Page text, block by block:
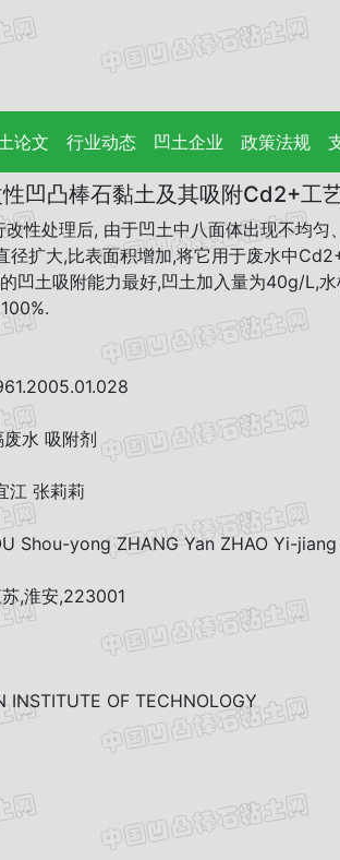
论文 行业动态 凹土企业 政策法规
凹凸棒石黏土及其吸附Cd2+工
性处理后, 由于凹土中八面体出现不均匀
径扩大,比表面积增加,将它用于废水中
凹土吸附能力最好,凹土加入量为40g/L,
水 吸附剂
江 张莉莉
Shou-yong ZHANG Yan ZHAO Yi-
,淮安,223001
OF TECHNOLOGY